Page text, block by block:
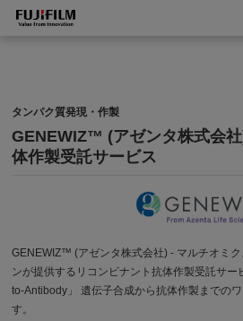
タンパク質発現・作製
GENEWIZ™ (アゼンタ株式会
体作製受託サービス
GENEWIZ™ (アゼンタ株式会社) - マルチオミ
ンが提供するリコンビナント抗体作製受託サ
to-Antibody」 遺伝子合成から抗体作製までの
す。